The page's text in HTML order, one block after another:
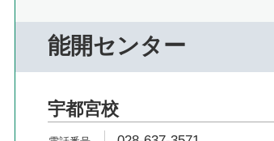
能開センター
宇都宮校